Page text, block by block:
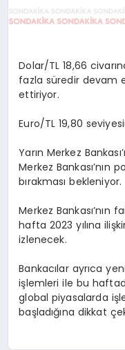
Dolar/TL 18,66
fazla süredir devam
ettiriyor.
Euro/TL 19,80
Yarın Merkez
Merkez Bankası’nın
bırakması bekleniyor.
Merkez Bankası’nın
hafta 2023 yılına
izlenecek.
Bankacılar ayrıca
işlemleri ile bu
global piyasalarda
başladığına dikkat